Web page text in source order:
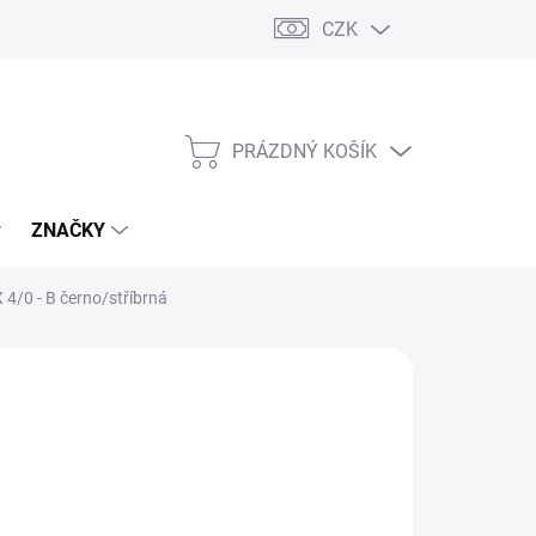
CZK
NÁKUPNÍ
PRÁZDNÝ KOŠÍK
ZNAČKY
4/0 - B černo/stříbrná